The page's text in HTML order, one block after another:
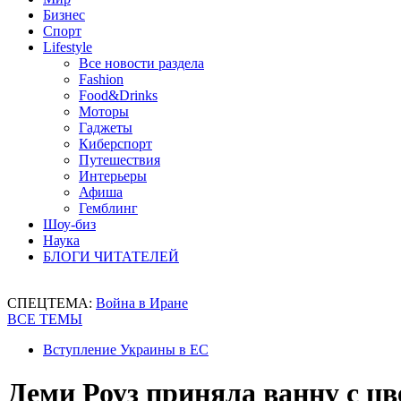
Бизнес
Спорт
Lifestyle
Все новости раздела
Fashion
Food&Drinks
Моторы
Гаджеты
Киберспорт
Путешествия
Интерьеры
Афиша
Гемблинг
Шоу-биз
Наука
БЛОГИ ЧИТАТЕЛЕЙ
СПЕЦТЕМА: Война в Иране
ВСЕ ТЕМЫ
Вступление Украины в ЕС
Деми Роуз приняла ванну с